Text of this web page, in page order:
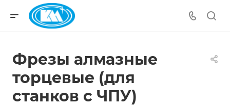
Фрезы алмазные
торцевые (для
станков с ЧПУ)